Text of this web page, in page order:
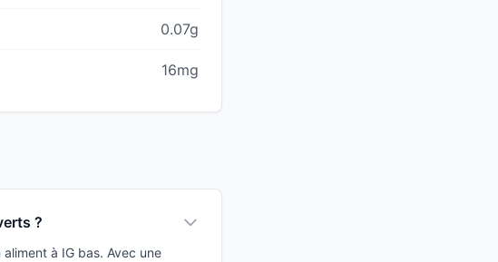
0.07g
16mg
?
à IG bas. Avec une